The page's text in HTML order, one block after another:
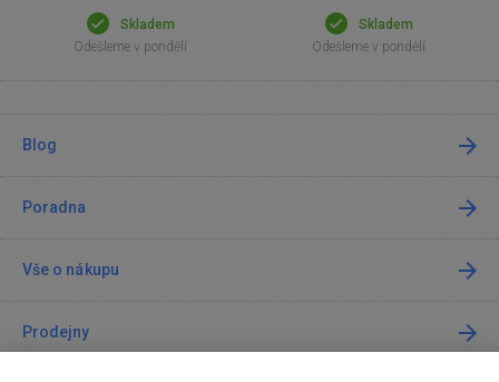
Skladem
Odešleme v pondělí
Skladem
Odešleme v pondělí
Blog
Poradna
Vše o nákupu
Prodejny